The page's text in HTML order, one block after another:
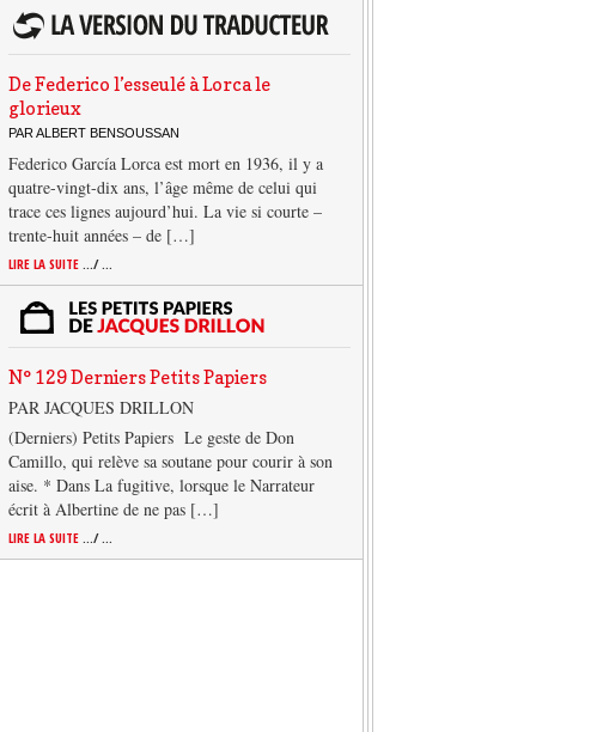
De Federico l’esseulé à Lorca le
glorieux
PAR ALBERT BENSOUSSAN
Federico García Lorca est mort en 1936, il y a
quatre-vingt-dix ans, l’âge même de celui qui
trace ces lignes aujourd’hui. La vie si courte –
trente-huit années – de […]
LIRE LA SUITE .../ ...
N° 129 Derniers Petits Papiers
PAR JACQUES DRILLON
(Derniers) Petits Papiers Le geste de Don
Camillo, qui relève sa soutane pour courir à son
aise. * Dans La fugitive, lorsque le Narrateur
écrit à Albertine de ne pas […]
LIRE LA SUITE .../ ...